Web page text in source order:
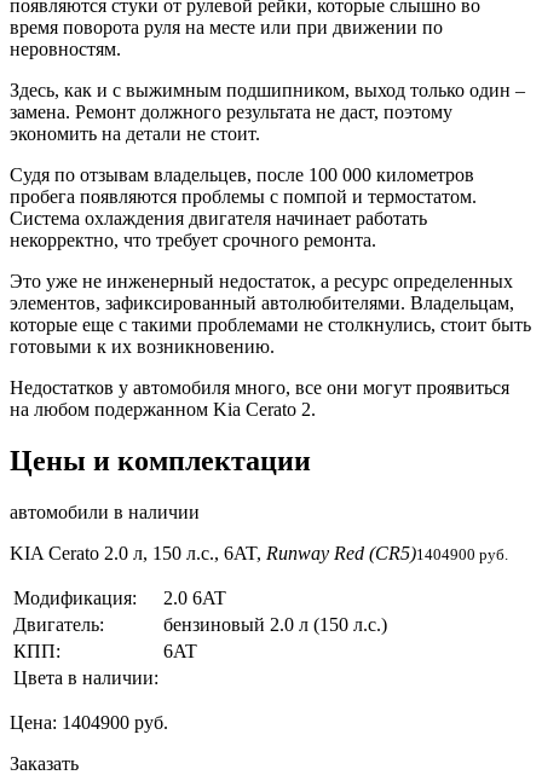
появляются стуки от рулевой рейки, которые слышно во
время поворота руля на месте или при движении по
неровностям.
Здесь, как и с выжимным подшипником, выход только один –
замена. Ремонт должного результата не даст, поэтому
экономить на детали не стоит.
Судя по отзывам владельцев, после 100 000 километров
пробега появляются проблемы с помпой и термостатом.
Система охлаждения двигателя начинает работать
некорректно, что требует срочного ремонта.
Это уже не инженерный недостаток, а ресурс определенных
элементов, зафиксированный автолюбителями. Владельцам,
которые еще с такими проблемами не столкнулись, стоит быть
готовыми к их возникновению.
Недостатков у автомобиля много, все они могут проявиться
на любом подержанном Kia Cerato 2.
Цены и комплектации
автомобили в наличии
KIA Cerato 2.0 л, 150 л.с., 6AT, Runway Red (CR5)1404900 руб.
Модификация:
2.0 6AT
Двигатель:
бензиновый 2.0 л (150 л.с.)
КПП:
6AT
Цвета в наличии:
Цена: 1404900 руб.
Заказать